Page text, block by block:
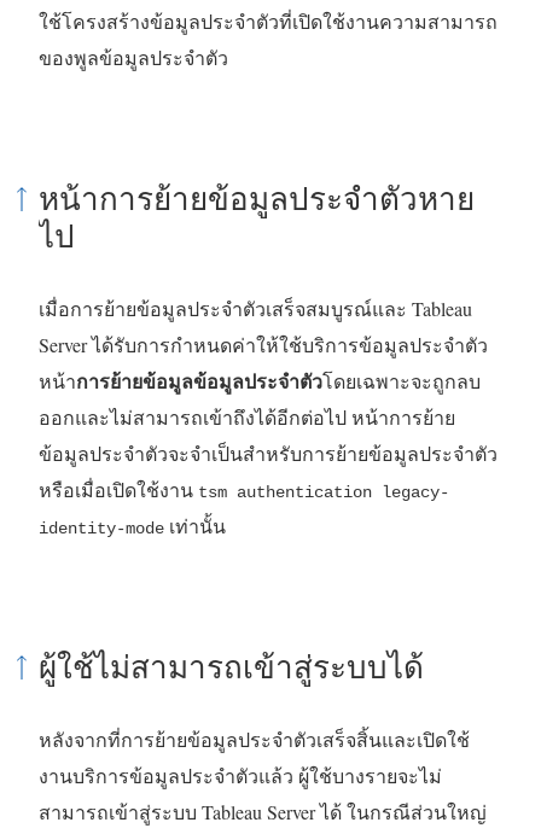
ใช้โครงสร้างข้อมูลประจำตัวที่เปิดใช้งานความสามารถ
ของพูลข้อมูลประจำตัว
หน้าการย้ายข้อมูลประจำตัวหาย
ไป
เมื่อการย้ายข้อมูลประจำตัวเสร็จสมบูรณ์และ Tableau
Server ได้รับการกำหนดค่าให้ใช้บริการข้อมูลประจำตัว
หน้าการย้ายข้อมูลข้อมูลประจำตัวโดยเฉพาะจะถูกลบ
ออกและไม่สามารถเข้าถึงได้อีกต่อไป หน้าการย้าย
ข้อมูลประจำตัวจะจำเป็นสำหรับการย้ายข้อมูลประจำตัว
หรือเมื่อเปิดใช้งาน tsm authentication legacy-
identity-mode เท่านั้น
ผู้ใช้ไม่สามารถเข้าสู่ระบบได้
หลังจากที่การย้ายข้อมูลประจำตัวเสร็จสิ้นและเปิดใช้
งานบริการข้อมูลประจำตัวแล้ว ผู้ใช้บางรายจะไม่
สามารถเข้าสู่ระบบ Tableau Server ได้ ในกรณีส่วนใหญ่